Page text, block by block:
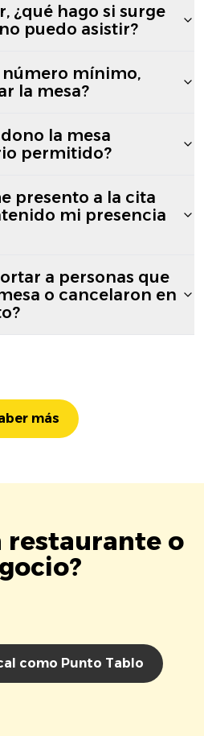
¿qué hago si surge
puedo asistir?
número mínimo,
la mesa?
la mesa
permitido?
presento a la cita
mi presencia
a personas que
o cancelaron en
más
restaurante o
como Punto Tablo